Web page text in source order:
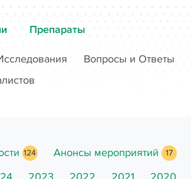
Препараты
Вопросы и Ответы
124 Анонсы мероприятий 17